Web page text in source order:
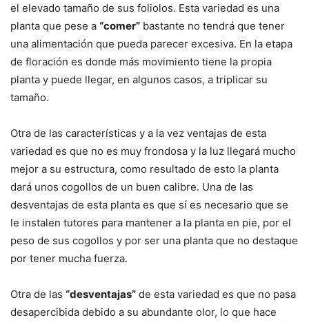
el elevado tamaño de sus foliolos. Esta variedad es una
planta que pese a “comer” bastante no tendrá que tener
una alimentación que pueda parecer excesiva. En la etapa
de floración es donde más movimiento tiene la propia
planta y puede llegar, en algunos casos, a triplicar su
tamaño.
Otra de las características y a la vez ventajas de esta
variedad es que no es muy frondosa y la luz llegará mucho
mejor a su estructura, como resultado de esto la planta
dará unos cogollos de un buen calibre. Una de las
desventajas de esta planta es que sí es necesario que se
le instalen tutores para mantener a la planta en pie, por el
peso de sus cogollos y por ser una planta que no destaque
por tener mucha fuerza.
Otra de las “desventajas” de esta variedad es que no pasa
desapercibida debido a su abundante olor, lo que hace